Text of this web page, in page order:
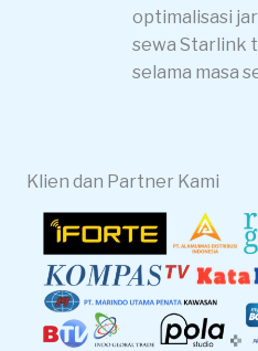
optimalisasi
sewa Starlink
selama masa
Klien dan Partner Kami